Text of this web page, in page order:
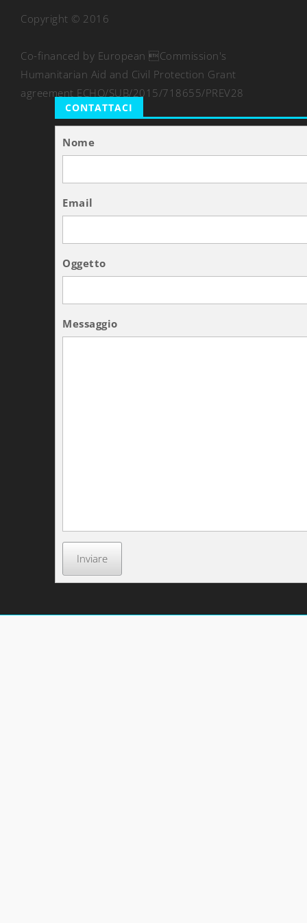
Copyright © 2016
Co-financed by European Commission's
Humanitarian Aid and Civil Protection Grant
agreement ECHO/SUB/2015/718655/PREV28
CONTATTACI
Nome
Email
Oggetto
Messaggio
Inviare